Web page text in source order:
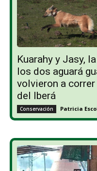
Kuarahy y Jasy,
los dos aguará
volvieron a
del Iberá
Conservación Patricia